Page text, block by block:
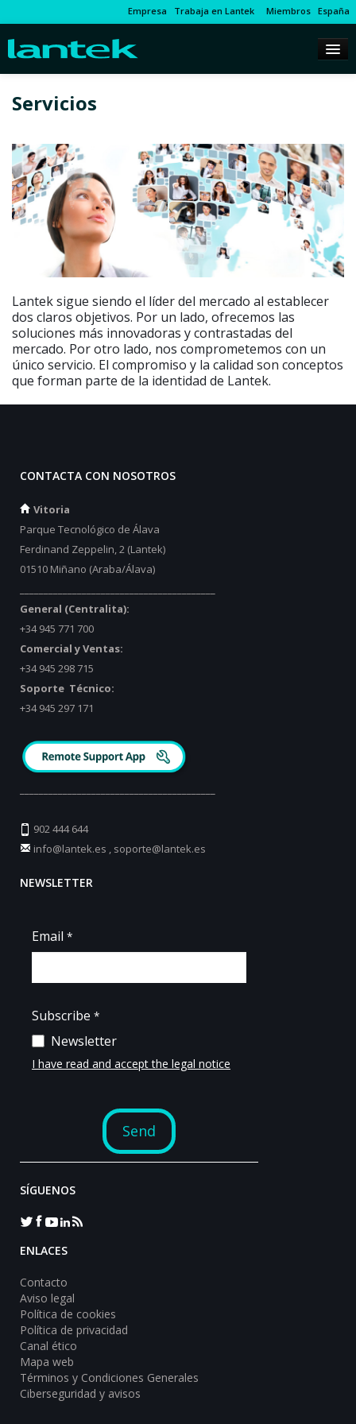
Empresa Trabaja en Lantek Miembros España
Servicios
Lantek sigue siendo el líder del mercado al establecer
dos claros objetivos. Por un lado, ofrecemos las
soluciones más innovadoras y contrastadas del
mercado. Por otro lado, nos comprometemos con un
único servicio. El compromiso y la calidad son conceptos
que forman parte de la identidad de Lantek.
CONTACTA CON NOSOTROS
Vitoria
Parque Tecnológico de Álava
Ferdinand Zeppelin, 2 (Lantek)
01510 Miñano (Araba/Álava)
General (Centralita):
+34 945 771 700
Comercial y Ventas:
+34 945 298 715
Soporte Técnico:
+34 945 297 171
902 444 644
info@lantek.es , soporte@lantek.es
NEWSLETTER
SÍGUENOS
ENLACES
Contacto
Aviso legal
Política de cookies
Política de privacidad
Canal ético
Mapa web
Términos y Condiciones Generales
Ciberseguridad y avisos